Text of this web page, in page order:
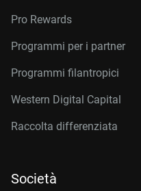
Pro Rewards
Programmi per i partner
Programmi filantropici
Western Digital Capital
Raccolta differenziata
Società